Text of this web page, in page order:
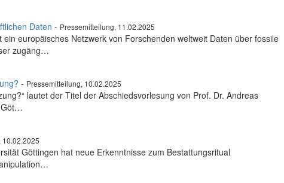
Daten - Pressemitteilung, 11.02.2025
europäisches Netzwerk von Forschenden weltweit Daten über fossile
zugäng…
- Pressemitteilung, 10.02.2025
lautet der Titel der Abschiedsvorlesung von Prof. Dr. Andreas
Göt…
10.02.2025
Göttingen hat neue Erkenntnisse zum Bestattungsritual